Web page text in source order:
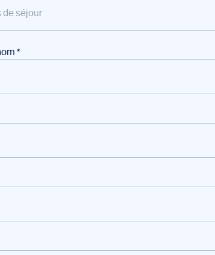
*